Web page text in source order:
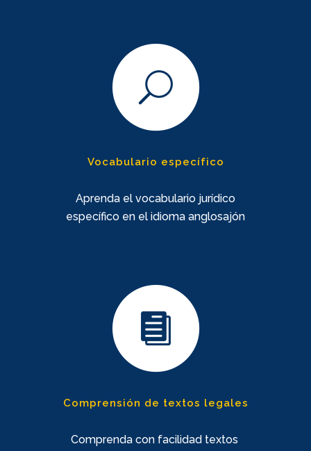
Vocabulario específico
Aprenda el vocabulario jurídico
específico en el idioma anglosajón
Comprensión de textos legales
Comprenda con facilidad textos